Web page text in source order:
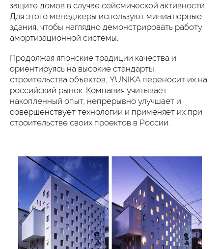
защите домов в случае сейсмической активности.
Для этого менеджеры используют миниатюрные
здания, чтобы наглядно демонстрировать работу
амортизационной системы.
Продолжая японские традиции качества и
ориентируясь на высокие стандарты
строительства объектов, YUNIKA переносит их на
российский рынок. Компания учитывает
накопленный опыт, непрерывно улучшает и
совершенствует технологии и применяет их при
строительстве своих проектов в России.